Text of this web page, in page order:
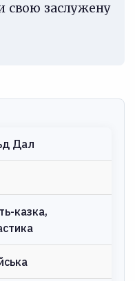
свою заслужену
Дал
казка,